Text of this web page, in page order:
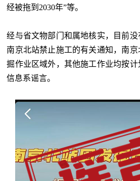
经被拖到2030年”等。
经与省文物部门和属地核实，目前
南京北站禁止施工的有关通知，南
掘作业区域外，其他施工作业均按
信息系谣言。